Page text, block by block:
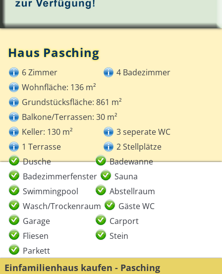
Haus Pasching
6 Zimmer
4 Badezimmer
Wohnfläche: 136 m²
Grundstücksfläche: 861 m²
Balkone/Terrassen: 30 m²
Keller: 130 m²
3 seperate WC
1 Terrasse
2 Stellplätze
Dusche
Badewanne
Badezimmerfenster
Sauna
Swimmingpool
Abstellraum
Wasch/Trockenraum
Gäste WC
Garage
Carport
Fliesen
Stein
Parkett
Einfamilienhaus kaufen - Pasching